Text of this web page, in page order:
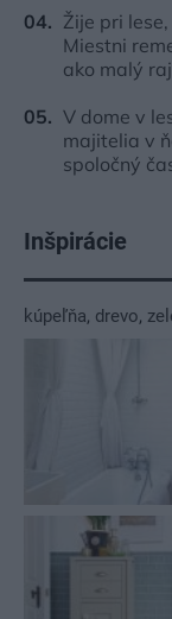
Žije pri
Miestni
ako malý raj
V dome v
majitelia v
spoločný
Inšpirácie
kúpeľňa, drevo,